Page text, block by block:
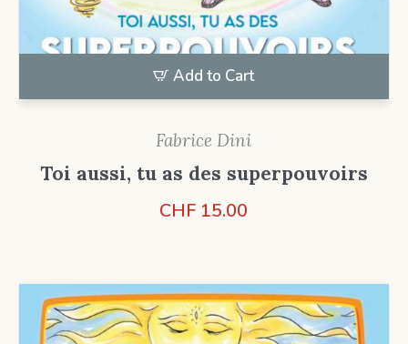
Add to Cart
Fabrice Dini
Toi aussi, tu as des superpouvoirs
CHF 15.00